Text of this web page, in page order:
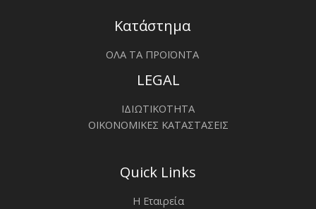
Κατάστημα
ΟΛΑ ΤΑ ΠΡΟΪΟΝΤΑ
LEGAL
ΙΔΙΩΤΙΚΟΤΗΤΑ
ΟΙΚΟΝΟΜΙΚΕΣ ΚΑΤΑΣΤΑΣΕΙΣ
Quick Links
Η Εταιρεία